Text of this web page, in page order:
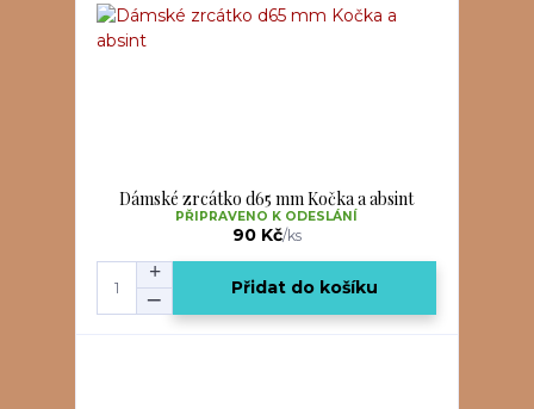
Dámské zrcátko d65 mm Kočka a absint
90 Kč/ks
PŘIPRAVENO K ODESLÁNÍ
Přidat do košíku